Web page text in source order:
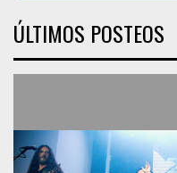
ÚLTIMOS POSTEOS